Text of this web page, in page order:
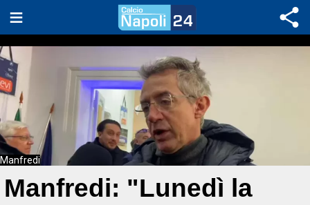
Manfredi
Manfredi: "Lunedì la